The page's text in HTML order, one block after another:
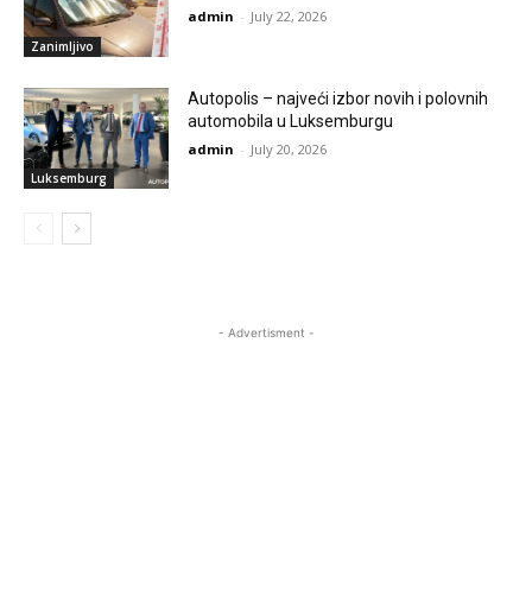
Zanimljivo
admin - July 22, 2026
Luksemburg
Autopolis – najveći izbor novih i polovnih
automobila u Luksemburgu
admin - July 20, 2026
- Advertisment -